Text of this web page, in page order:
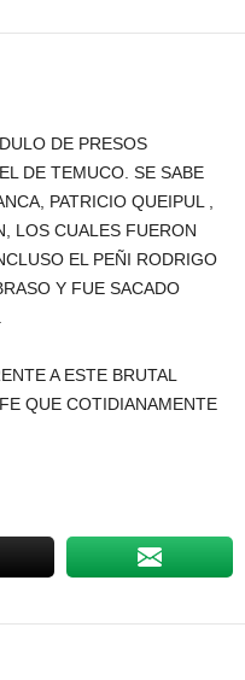
DE PRESOS
DE TEMUCO. SE SABE
PATRICIO QUEIPUL ,
LOS CUALES FUERON
EL PEÑI RODRIGO
Y FUE SACADO
A ESTE BRUTAL
QUE COTIDIANAMENTE